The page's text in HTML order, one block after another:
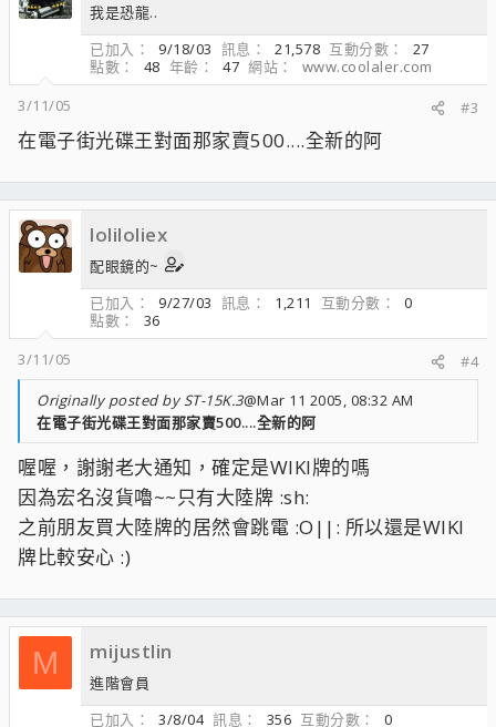
我是恐龍..
已加入
9/18/03 訊息 21,578 互動分數
27
點數
48 年齡 47 網站
www.coolaler.com
3/11/05
#3
在電子街光碟王對面那家賣500....全新的阿
loliloliex
配眼鏡的~
已加入
9/27/03 訊息 1,211 互動分數
0
點數
36
3/11/05
#4
Originally posted by ST-15K.3@Mar 11 2005, 08:32 AM
在電子街光碟王對面那家賣500....全新的阿
喔喔，謝謝老大通知，確定是WIKI牌的嗎
因為宏名沒貨嚕~~只有大陸牌 :sh:
之前朋友買大陸牌的居然會跳電 :O||: 所以還是WIKI
牌比較安心 :)
M mijustlin
進階會員
已加入
3/8/04 訊息 356 互動分數 0